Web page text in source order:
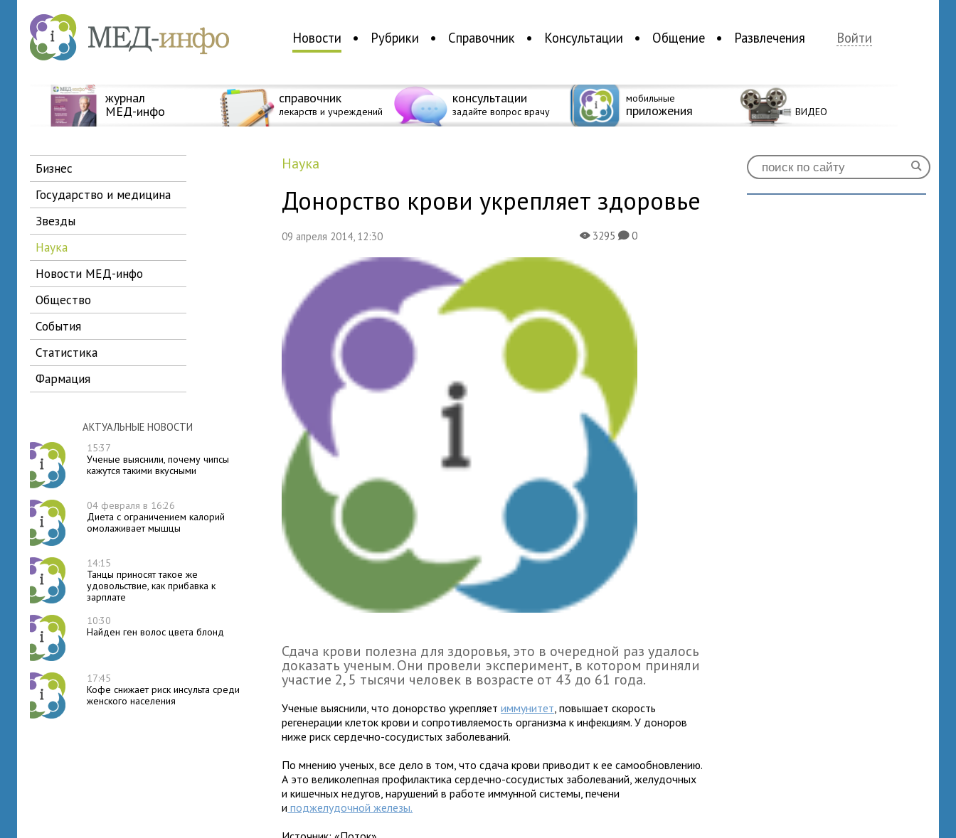
Новости Рубрики Справочник Консультации Общение Развлечения Войти
журнал
МЕД-инфо
справочник
лекарств и учреждений
консультации
задайте вопрос врачу
мобильные
приложения ВИДЕО
бизнес
государство и медицина
звезды
наука
новости МЕД-инфо
общество
события
статистика
фармация
АКТУАЛЬНЫЕ НОВОСТИ
15:37
Ученые выяснили, почему чипсы
кажутся такими вкусными
04 февраля в 16:26
Диета с ограничением калорий
омолаживает мышцы
14:15
Танцы приносят такое же
удовольствие, как прибавка к
зарплате
10:30
Найден ген волос цвета блонд
17:45
Кофе снижает риск инсульта среди
женского населения
наука
Донорство крови укрепляет здоровье
09 апреля 2014, 12:30 X3295K0
Сдача крови полезна для здоровья, это в очередной раз удалось
доказать ученым. Они провели эксперимент, в котором приняли
участие 2, 5 тысячи человек в возрасте от 43 до 61 года.
Ученые выяснили, что донорство укрепляетиммунитет, повышает скорость
регенерации клеток крови и сопротивляемость организма к инфекциям. У доноров
ниже риск сердечно-сосудистых заболеваний.
По мнению ученых, все дело в том, что сдача крови приводит к ее самообновлению.
А это великолепная профилактика сердечно-сосудистых заболеваний, желудочных
и кишечных недугов, нарушений в работе иммунной системы, печени
и поджелудочной железы.